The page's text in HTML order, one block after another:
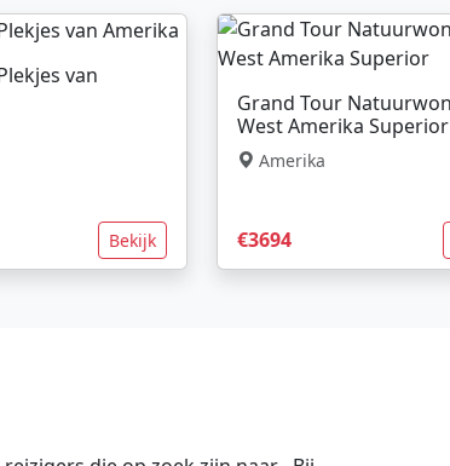
van
Bekijk
Grand Tour
West Amerika Superior
Amerika
€3694